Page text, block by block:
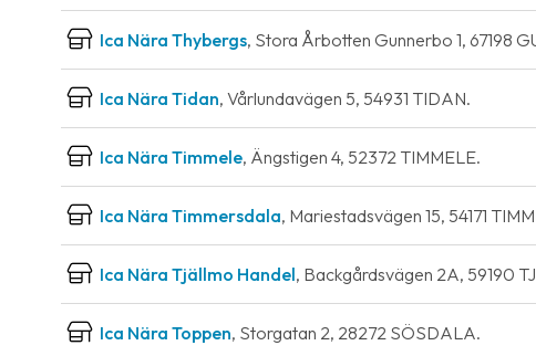
Ica Nära Thybergs, Stora Årbotten Gunnerbo 1, 67198
Ica Nära Tidan, Vårlundavägen 5, 54931 TIDAN.
Ica Nära Timmele, Ängstigen 4, 52372 TIMMELE.
Ica Nära Timmersdala, Mariestadsvägen 15, 54171
Ica Nära Tjällmo Handel, Backgårdsvägen 2A, 59190
Ica Nära Toppen, Storgatan 2, 28272 SÖSDALA.